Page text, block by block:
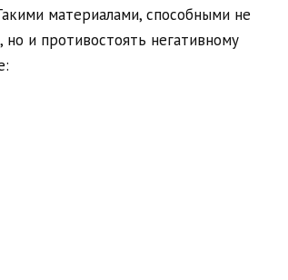
материалами, способными не
и противостоять негативному